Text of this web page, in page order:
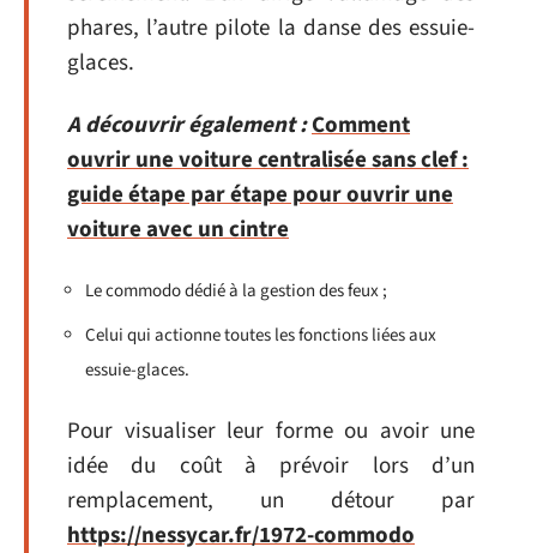
phares, l’autre pilote la danse des essuie-
glaces.
A découvrir également :Comment
ouvrir une voiture centralisée sans clef :
guide étape par étape pour ouvrir une
voiture avec un cintre
Le commodo dédié à la gestion des feux ;
Celui qui actionne toutes les fonctions liées aux
essuie-glaces.
Pour visualiser leur forme ou avoir une
idée du coût à prévoir lors d’un
remplacement, un détour par
https://nessycar.fr/1972-commodo